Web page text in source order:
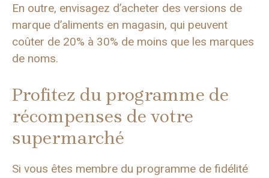
En outre, envisagez d’acheter des versions de
marque d’aliments en magasin, qui peuvent
coûter de 20% à 30% de moins que les marques
de noms.
Profitez du programme de
récompenses de votre
supermarché
Si vous êtes membre du programme de fidélité